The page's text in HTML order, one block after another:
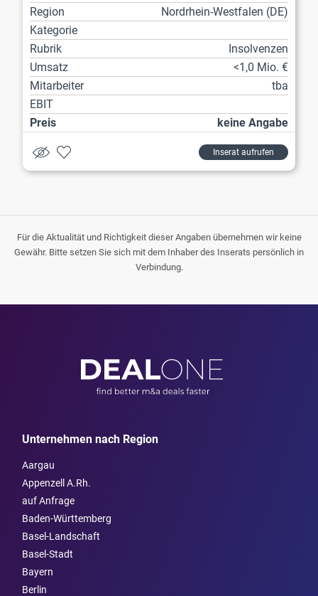
Region
Nordrhein-Westfalen (DE)
Kategorie
Rubrik
Insolvenzen
Umsatz
<1,0 Mio. €
Mitarbeiter
tba
EBIT
Preis
keine Angabe
Inserat aufrufen
Für die Aktualität und Richtigkeit dieser Angaben übernehmen wir keine
Gewähr. Bitte setzen Sie sich mit dem Inhaber des Inserats persönlich in
Verbindung.
Unternehmen nach Region
Aargau
Appenzell A.Rh.
auf Anfrage
Baden-Württemberg
Basel-Landschaft
Basel-Stadt
Bayern
Berlin